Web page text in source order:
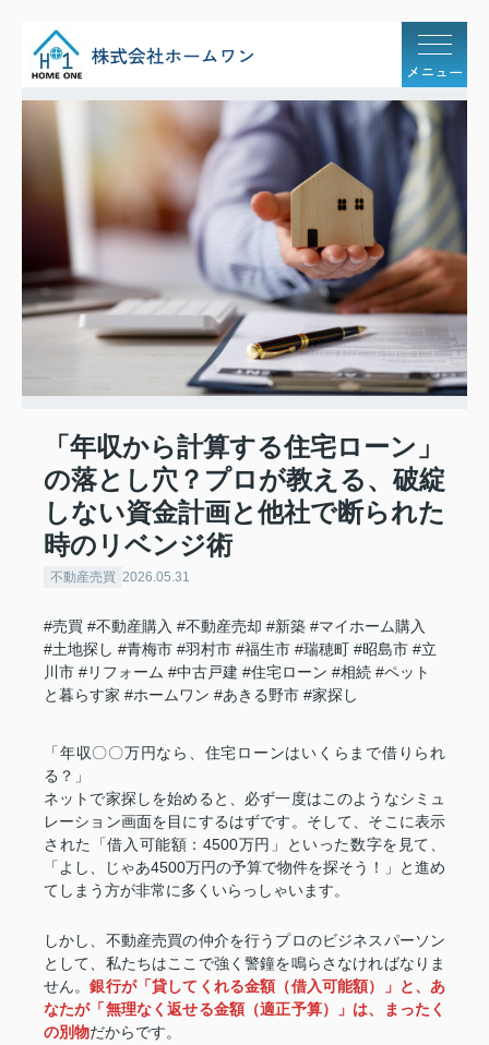
メニュー
「年収から計算する住宅ローン」
の落とし穴？プロが教える、破綻
しない資金計画と他社で断られた
時のリベンジ術
不動産売買 2026.05.31
#売買 #不動産購入 #不動産売却 #新築 #マイホーム購入
#土地探し #青梅市 #羽村市 #福生市 #瑞穂町 #昭島市 #立
川市 #リフォーム #中古戸建 #住宅ローン #相続 #ペット
と暮らす家 #ホームワン #あきる野市 #家探し
「年収〇〇万円なら、住宅ローンはいくらまで借りられ
る？」
ネットで家探しを始めると、必ず一度はこのようなシミュ
レーション画面を目にするはずです。そして、そこに表示
された「借入可能額：4500万円」といった数字を見て、
「よし、じゃあ4500万円の予算で物件を探そう！」と進め
てしまう方が非常に多くいらっしゃいます。
しかし、不動産売買の仲介を行うプロのビジネスパーソン
として、私たちはここで強く警鐘を鳴らさなければなりま
せん。銀行が「貸してくれる金額（借入可能額）」と、あ
なたが「無理なく返せる金額（適正予算）」は、まったく
の別物だからです。